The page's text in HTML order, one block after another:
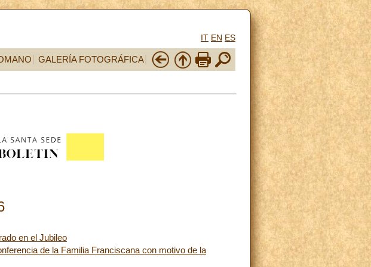
IT EN ES
GALERÍA FOTOGRÁFICA
en el Jubileo
de la Familia Franciscana con motivo de la